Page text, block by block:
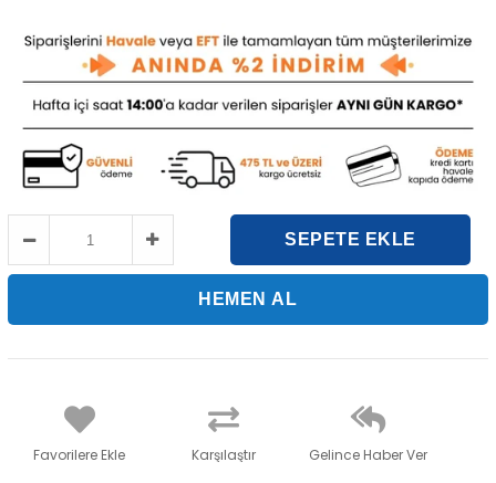
Favorilere Ekle Karşılaştır Gelince Haber Ver